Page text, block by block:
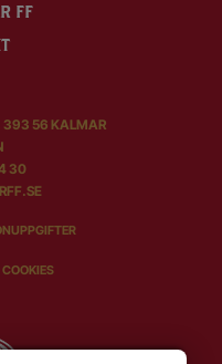
FF
393 56 KALMAR
30